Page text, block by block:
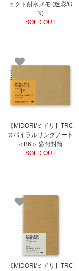
ェクト耐水メモ (迷彩/G
N)
SOLD OUT
【MIDORI/ミドリ】TRC
スパイラルリングノート
＜B6＞ 窓付封筒
SOLD OUT
【MIDORI/ミドリ】TRC